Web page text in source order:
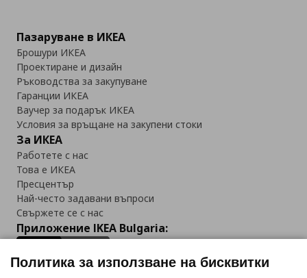
Пазаруване в ИКЕА
Брошури ИКЕА
Проектиране и дизайн
Ръководства за закупуване
Гаранции ИКЕА
Ваучер за подарък ИКЕА
Условия за връщане на закупени стоки
За ИКЕА
Работете с нас
Това е ИКЕА
Пресцентър
Най-често задавани въпроси
Свържете се с нас
Приложение IKEA Bulgaria:
Политика за използване на бисквитки